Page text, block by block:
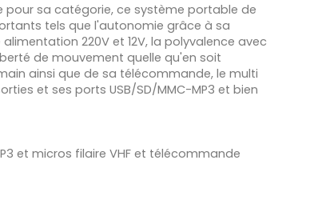
pour sa catégorie, ce système portable de
tels que l'autonomie grâce à sa
220V et 12V, la polyvalence avec
de mouvement quelle qu'en soit
ainsi que de sa télécommande, le multi
et ses ports USB/SD/MMC-MP3 et bien
et micros filaire VHF et télécommande